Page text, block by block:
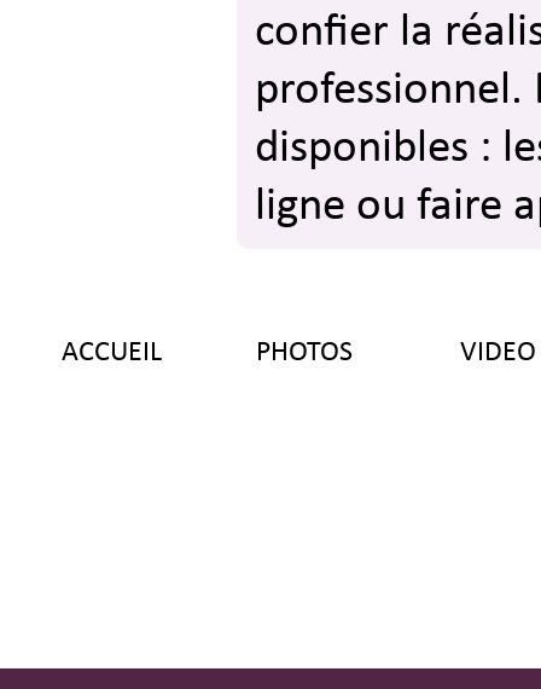
confier la
professionnel.
disponibles :
ligne ou faire
ACCUEIL PHOTOS VIDEO